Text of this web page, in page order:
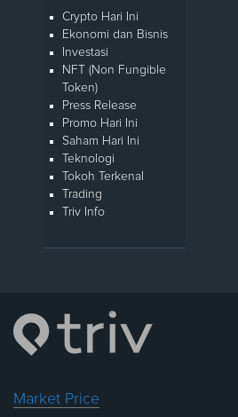
Crypto Hari Ini
Ekonomi dan Bisnis
Investasi
NFT (Non Fungible
Token)
Press Release
Promo Hari Ini
Saham Hari Ini
Teknologi
Tokoh Terkenal
Trading
Triv Info
Market Price